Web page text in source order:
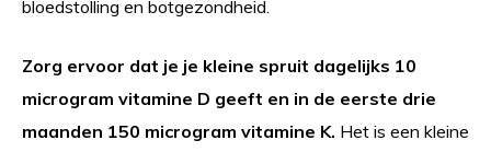
bloedstolling en botgezondheid.
Zorg ervoor dat je je kleine spruit dagelijks 10
microgram vitamine D geeft en in de eerste drie
maanden 150 microgram vitamine K. Het is een kleine